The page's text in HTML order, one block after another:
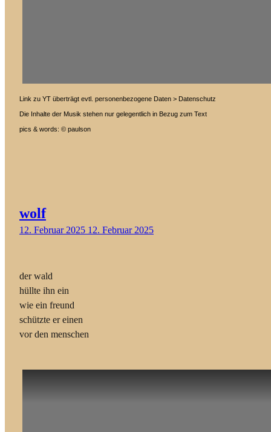
Link zu YT überträgt evtl. personenbezogene Daten > Datenschutz
Die Inhalte der Musik stehen nur gelegentlich in Bezug zum Text
pics & words: © paulson
wolf
12. Februar 2025 12. Februar 2025
der wald
hüllte ihn ein
wie ein freund
schützte er einen
vor den menschen